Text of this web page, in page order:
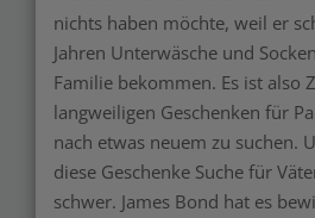
nichts haben möchte, weil er
Jahren Unterwäsche und
Familie bekommen. Es ist also
langweiligen Geschenken für
nach etwas neuem zu suchen.
diese Geschenke Suche für
schwer. James Bond hat es